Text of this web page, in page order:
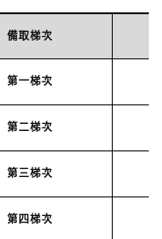
備取梯次
第一梯次
第二梯次
第三梯次
第四梯次